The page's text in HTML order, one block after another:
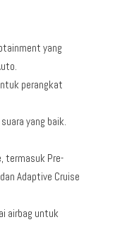
yang
perangkat
yang baik.
termasuk Pre-
Adaptive Cruise
airbag untuk